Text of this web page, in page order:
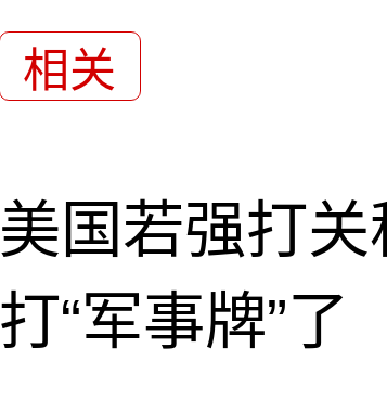
相关
美国若强打
打“军事牌”了